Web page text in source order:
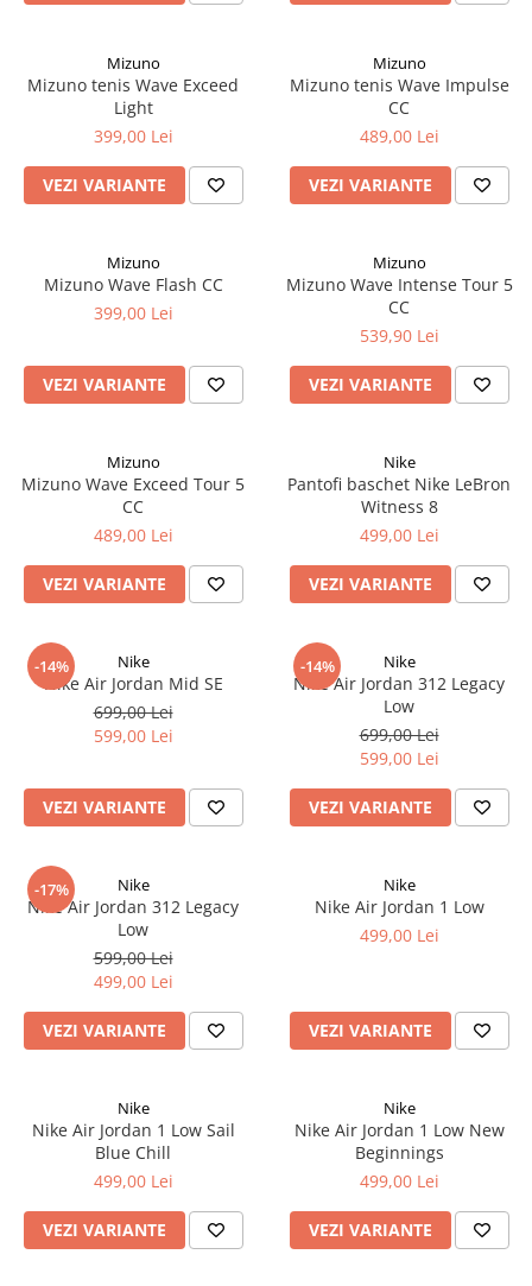
Mizuno
Mizuno tenis Wave Exceed
Light
399,00 Lei
VEZI VARIANTE
Mizuno
Mizuno tenis Wave Impulse
CC
489,00 Lei
VEZI VARIANTE
Mizuno
Mizuno Wave Flash CC
399,00 Lei
VEZI VARIANTE
Mizuno
Mizuno Wave Intense Tour 5
CC
539,90 Lei
VEZI VARIANTE
Mizuno
Mizuno Wave Exceed Tour 5
CC
489,00 Lei
VEZI VARIANTE
Nike
Pantofi baschet Nike LeBron
Witness 8
499,00 Lei
VEZI VARIANTE
-14% Nike
Nike Air Jordan Mid SE
699,00 Lei
599,00 Lei
VEZI VARIANTE
-14% Nike
Nike Air Jordan 312 Legacy
Low
699,00 Lei
599,00 Lei
VEZI VARIANTE
-17% Nike
Nike Air Jordan 312 Legacy
Low
599,00 Lei
499,00 Lei
VEZI VARIANTE
Nike
Nike Air Jordan 1 Low
499,00 Lei
VEZI VARIANTE
Nike
Nike Air Jordan 1 Low Sail
Blue Chill
499,00 Lei
VEZI VARIANTE
Nike
Nike Air Jordan 1 Low New
Beginnings
499,00 Lei
VEZI VARIANTE